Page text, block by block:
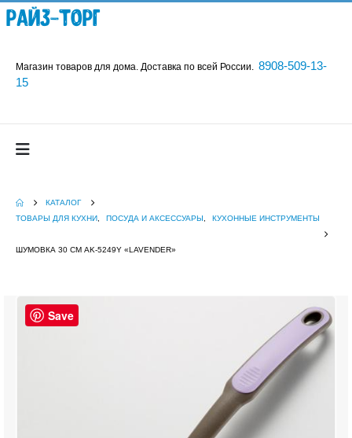
Райз-Торг
Магазин товаров для дома. Доставка по всей России. 8908-509-13-
15
КАТАЛОГ
ТОВАРЫ ДЛЯ КУХНИ
ПОСУДА И АКСЕССУАРЫ КУХОННЫЕ ИНСТРУМЕНТЫ
ШУМОВКА 30 СМ AK-5249Y «LAVENDER»
Save